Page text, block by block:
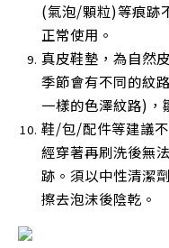
(氣泡/顆粒)等痕跡
正常使用 。
真皮鞋墊，為自然
季節會有不同的紋
一樣的色澤紋路)，
鞋/包/配件等建議
經穿著再刷洗後無
跡。須以中性清潔
擦去泡沫後陰乾 。